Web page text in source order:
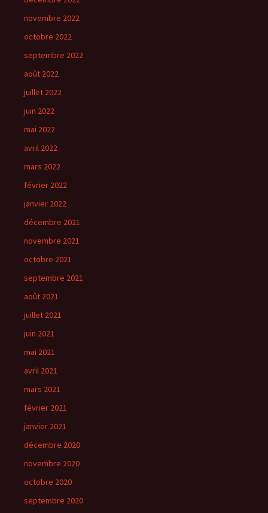
novembre 2022
octobre 2022
septembre 2022
août 2022
juillet 2022
juin 2022
mai 2022
avril 2022
mars 2022
février 2022
janvier 2022
décembre 2021
novembre 2021
octobre 2021
septembre 2021
août 2021
juillet 2021
juin 2021
mai 2021
avril 2021
mars 2021
février 2021
janvier 2021
décembre 2020
novembre 2020
octobre 2020
septembre 2020